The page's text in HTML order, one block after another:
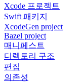
Xcode 프로젝트
Swift 패키지
XcodeGen project
Bazel project
매니페스트
디렉토리 구조
편집
의존성